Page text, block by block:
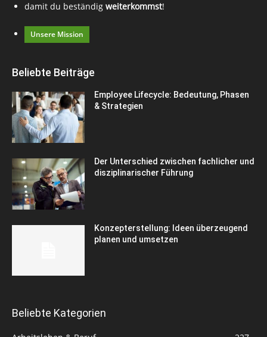
damit du beständig weiterkommst!
Unsere Mission
Beliebte Beiträge
Employee Lifecycle: Bedeutung, Phasen
& Strategien
Der Unterschied zwischen fachlicher und
disziplinarischer Führung
Konzepterstellung: Ideen überzeugend
planen und umsetzen
Beliebte Kategorien